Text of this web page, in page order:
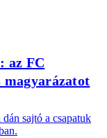
az FC
magyarázatot
sajtó a csapatuk